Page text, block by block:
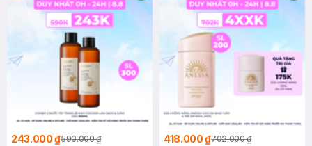
243.000 ₫590.000 ₫ 418.000 ₫702.000 ₫